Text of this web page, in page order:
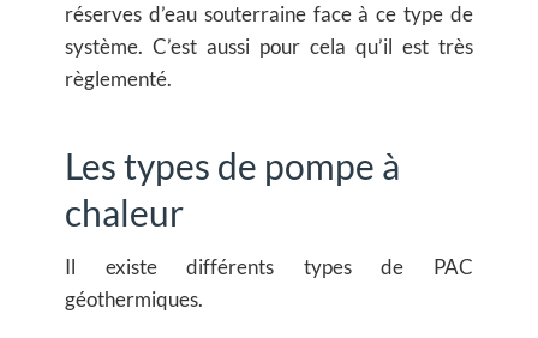
réserves d’eau souterraine face à ce type de
système. C’est aussi pour cela qu’il est très
règlementé.
Les types de pompe à
chaleur
Il existe différents types de PAC
géothermiques.